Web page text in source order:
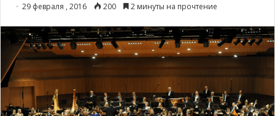
29 февраля , 2016 200 2 минуты на прочтение